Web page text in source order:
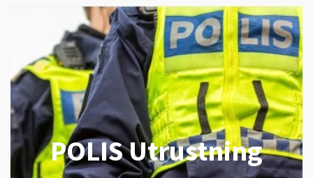
POLIS Utrustning